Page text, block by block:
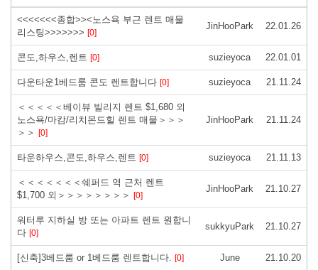
<<<<<<<종합>><노스욕 부근 렌트 매물
리스팅>>>>>>> [0]
JinHooPark 22.01.26
콘도,하우스,렌트 [0] suzieyoca 22.01.01
다운타운1베드룸 콘도 렌트합니다 [0] suzieyoca 21.11.24
＜＜＜＜＜베이뷰 빌리지 렌트 $1,680 외
노스욕/마캄/리치몬드힐 렌트 매물＞＞＞
＞＞ [0]
JinHooPark 21.11.24
타운하우스,콘도,하우스,렌트 [0] suzieyoca 21.11.13
＜＜＜＜＜＜＜쉐퍼드 역 근처 렌트
$1,700 외＞＞＞＞＞＞＞＞ [0]
JinHooPark 21.10.27
워터루 지하실 방 또는 아파트 렌트 원합니
다 [0]
sukkyuPark 21.10.27
[신축]3베드룸 or 1베드룸 렌트합니다. [0] June 21.10.20